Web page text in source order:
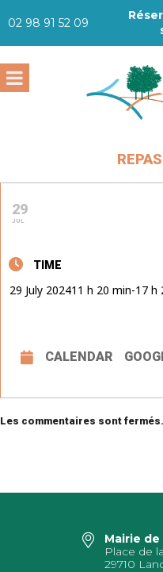
02 98 91 52 09
29
JUL
TIME
29 July 202411 h 20 min-17 h
CALENDAR
Les commentaires sont fermés.
Mairie
Place de
29710